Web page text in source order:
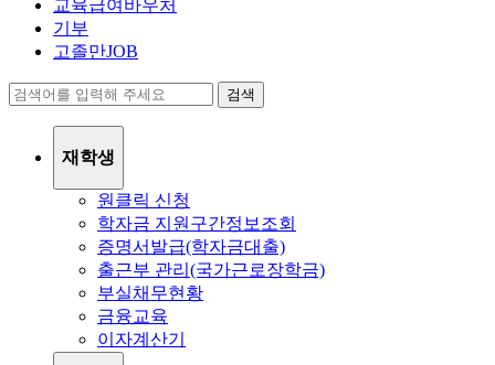
교육급여바우처
기부
고졸만JOB
검색
재학생
원클릭 신청
학자금 지원구간정보조회
증명서발급(학자금대출)
출근부 관리(국가근로장학금)
부실채무현황
금융교육
이자계산기